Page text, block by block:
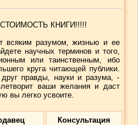
КНИГИ!!!!!
всяким разумом, жизнью и ее
научных терминов и того,
или таинственным, ибо
круга читающей публики.
правды, науки и разума, -
ваши желания и даст
вы легко усвоите.
Консультация